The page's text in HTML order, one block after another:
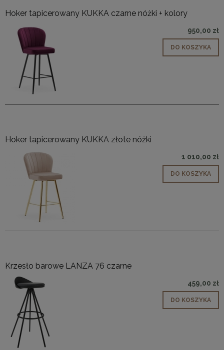
Hoker tapicerowany KUKKA czarne nóżki + kolory
950,00 zł
DO KOSZYKA
Hoker tapicerowany KUKKA złote nóżki
1 010,00 zł
DO KOSZYKA
Krzesło barowe LANZA 76 czarne
459,00 zł
DO KOSZYKA